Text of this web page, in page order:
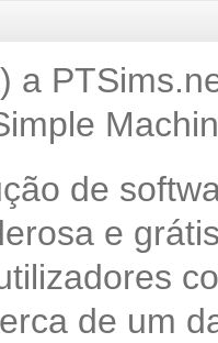
a
de
e
de um